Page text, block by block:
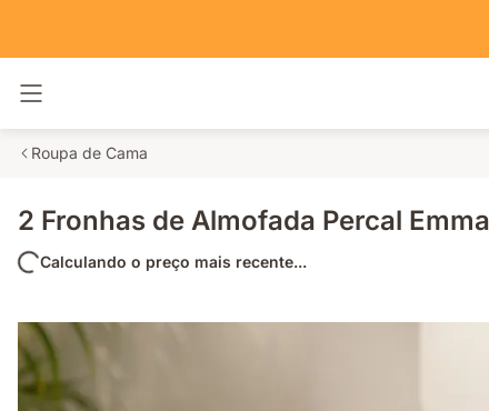
Roupa de Cama
2 Fronhas de Almofada Percal Emma
Calculando o preço mais recente...